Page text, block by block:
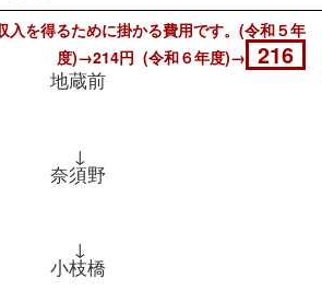
入を得るために掛かる費用です。(令和５年
度)→214円 (令和６年度)→ 216
地蔵前
↓
奈須野
↓
小枝橋